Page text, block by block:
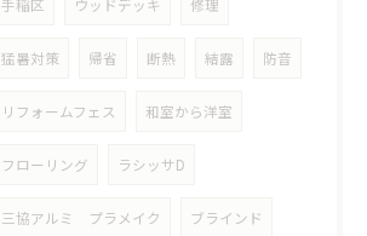
手稲区 ウッドデッキ 修理
猛暑対策 帰省 断熱 結露 防音
リフォームフェス 和室から洋室
フローリング ラシッサD
三協アルミ プラメイク ブラインド